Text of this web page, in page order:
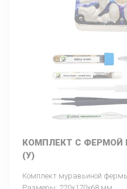
КОМПЛЕКТ С ФЕРМОЙ
(У)
Комплект муравьиной